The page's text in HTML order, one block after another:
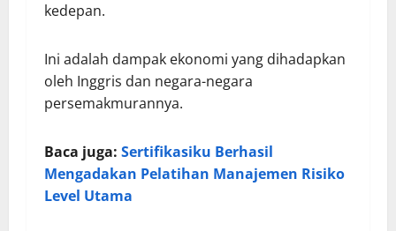
kedepan.
Ini adalah dampak ekonomi yang dihadapkan
oleh Inggris dan negara-negara
persemakmurannya.
Baca juga: Sertifikasiku Berhasil
Mengadakan Pelatihan Manajemen Risiko
Level Utama